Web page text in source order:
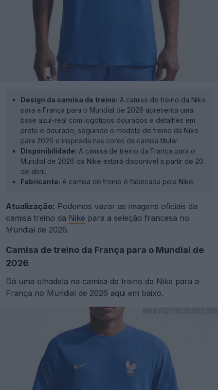
Design da camisa de treino: A camisa de treino da Nike
para a França para o Mundial de 2026 apresenta uma
base azul-real com logotipos dourados e detalhes em
preto e dourado, seguindo o modelo de treino da Nike
para 2026 e inspirada nas cores da camisa titular.
Disponibilidade: A camisa de treino da França para o
Mundial de 2026 da Nike estará disponível a partir de 20
de abril.
Fabricante: A camisa de treino é fabricada pela Nike.
Atualização: Podemos vazar as imagens oficiais da
camisa treino da Nike para a seleção francesa no
Mundial de 2026.
Camisa de treino da França para o Mundial de
2026
Dá uma olhadela na camisa de treino da Nike para a
França no Mundial de 2026 aqui em baixo.